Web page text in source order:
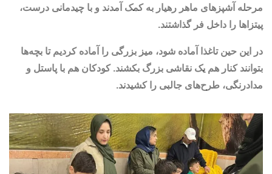
مرحله آشپزهای ماهر رهیار به کمک آمدند و با چیدمانی درست،
پیتزاها را داخل فر گذاشتند.
در این حین تاغذا آماده شود، میز بزرگی را آماده کردیم تا بچه‌ها
بتوانند کنار هم یک نقاشی بزرگ بکشند. کودکان هم با پاستل و
مدادرنگی، طرح‌های جالبی را کشیدند.